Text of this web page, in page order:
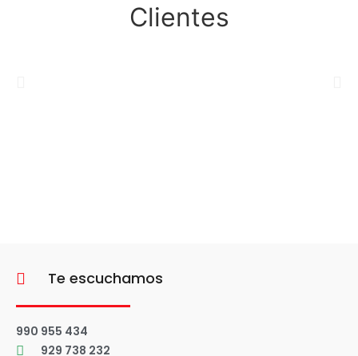
Clientes
Te escuchamos
990 955 434
929 738 232